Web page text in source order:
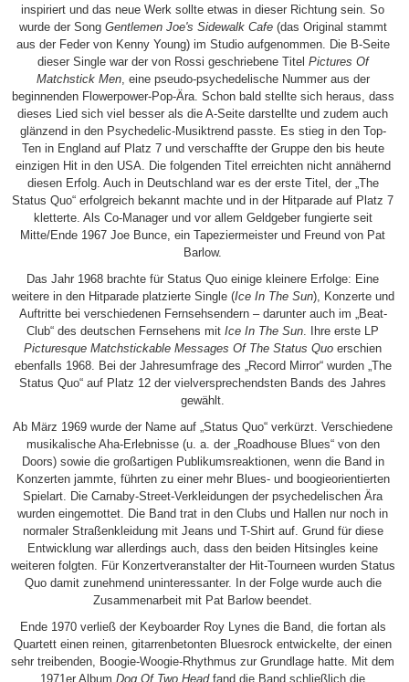
inspiriert und das neue Werk sollte etwas in dieser Richtung sein. So
wurde der Song Gentlemen Joe's Sidewalk Cafe(das Original stammt
aus der Feder von Kenny Young) im Studio aufgenommen. Die B-Seite
dieser Single war der von Rossi geschriebene Titel Pictures Of
Matchstick Men, eine pseudo-psychedelische Nummer aus der
beginnenden Flowerpower-Pop-Ära. Schon bald stellte sich heraus, dass
dieses Lied sich viel besser als die A-Seite darstellte und zudem auch
glänzend in den Psychedelic-Musiktrend passte. Es stieg in den Top-
Ten in England auf Platz 7 und verschaffte der Gruppe den bis heute
einzigen Hit in den USA. Die folgenden Titel erreichten nicht annähernd
diesen Erfolg. Auch in Deutschland war es der erste Titel, der „The
Status Quo“ erfolgreich bekannt machte und in der Hitparade auf Platz 7
kletterte. Als Co-Manager und vor allem Geldgeber fungierte seit
Mitte/Ende 1967 Joe Bunce, ein Tapeziermeister und Freund von Pat
Barlow.
Das Jahr 1968 brachte für Status Quo einige kleinere Erfolge: Eine
weitere in den Hitparade platzierte Single (Ice In The Sun), Konzerte und
Auftritte bei verschiedenen Fernsehsendern – darunter auch im „Beat-
Club“ des deutschen Fernsehens mitIce In The Sun. Ihre erste LP
Picturesque Matchstickable Messages Of The Status Quo erschien
ebenfalls 1968. Bei der Jahresumfrage des „Record Mirror“ wurden „The
Status Quo“ auf Platz 12 der vielversprechendsten Bands des Jahres
gewählt.
Ab März 1969 wurde der Name auf „Status Quo“ verkürzt. Verschiedene
musikalische Aha-Erlebnisse (u. a. der „Roadhouse Blues“ von den
Doors) sowie die großartigen Publikumsreaktionen, wenn die Band in
Konzerten jammte, führten zu einer mehr Blues- und boogieorientierten
Spielart. Die Carnaby-Street-Verkleidungen der psychedelischen Ära
wurden eingemottet. Die Band trat in den Clubs und Hallen nur noch in
normaler Straßenkleidung mit Jeans und T-Shirt auf. Grund für diese
Entwicklung war allerdings auch, dass den beiden Hitsingles keine
weiteren folgten. Für Konzertveranstalter der Hit-Tourneen wurden Status
Quo damit zunehmend uninteressanter. In der Folge wurde auch die
Zusammenarbeit mit Pat Barlow beendet.
Ende 1970 verließ der Keyboarder Roy Lynes die Band, die fortan als
Quartett einen reinen, gitarrenbetonten Bluesrock entwickelte, der einen
sehr treibenden, Boogie-Woogie-Rhythmus zur Grundlage hatte. Mit dem
1971er AlbumDog Of Two Headfand die Band schließlich die